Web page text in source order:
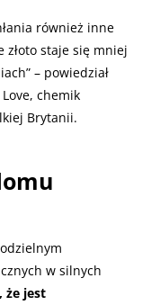
również inne
złoto staje się mniej
– powiedział
chemik
Brytanii.
w silnych
że jest